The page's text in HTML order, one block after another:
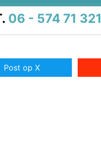
06 - 574 71 321
Post op X